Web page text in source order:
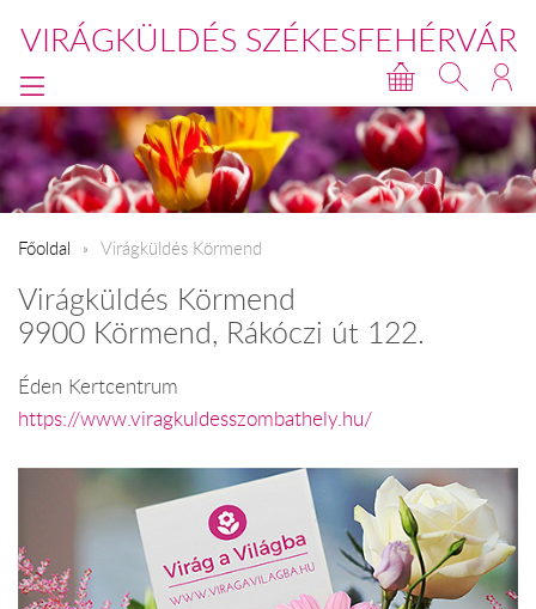
VIRÁGKÜLDÉS SZÉKESFEHÉRVÁR
Főoldal Virágküldés Körmend
Virágküldés Körmend
9900 Körmend, Rákóczi út 122.
Éden Kertcentrum
https://www.viragkuldesszombathely.hu/